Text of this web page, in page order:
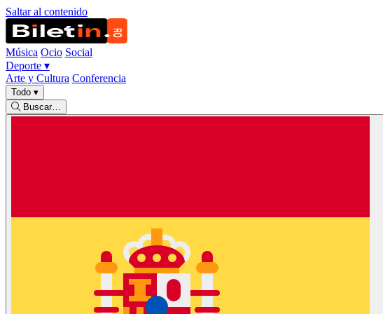
Saltar al contenido
Música Ocio Social
Deporte ▾
Arte y Cultura Conferencia
Todo ▾
Buscar…